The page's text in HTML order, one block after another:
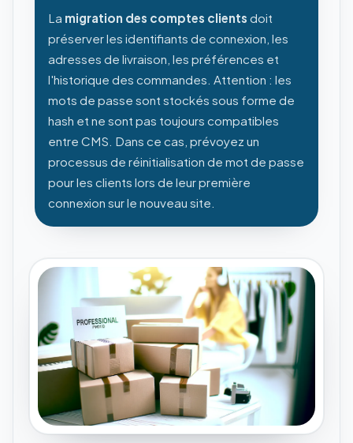
La migration des comptes clients doit
préserver les identifiants de connexion, les
adresses de livraison, les préférences et
l'historique des commandes. Attention : les
mots de passe sont stockés sous forme de
hash et ne sont pas toujours compatibles
entre CMS. Dans ce cas, prévoyez un
processus de réinitialisation de mot de passe
pour les clients lors de leur première
connexion sur le nouveau site.